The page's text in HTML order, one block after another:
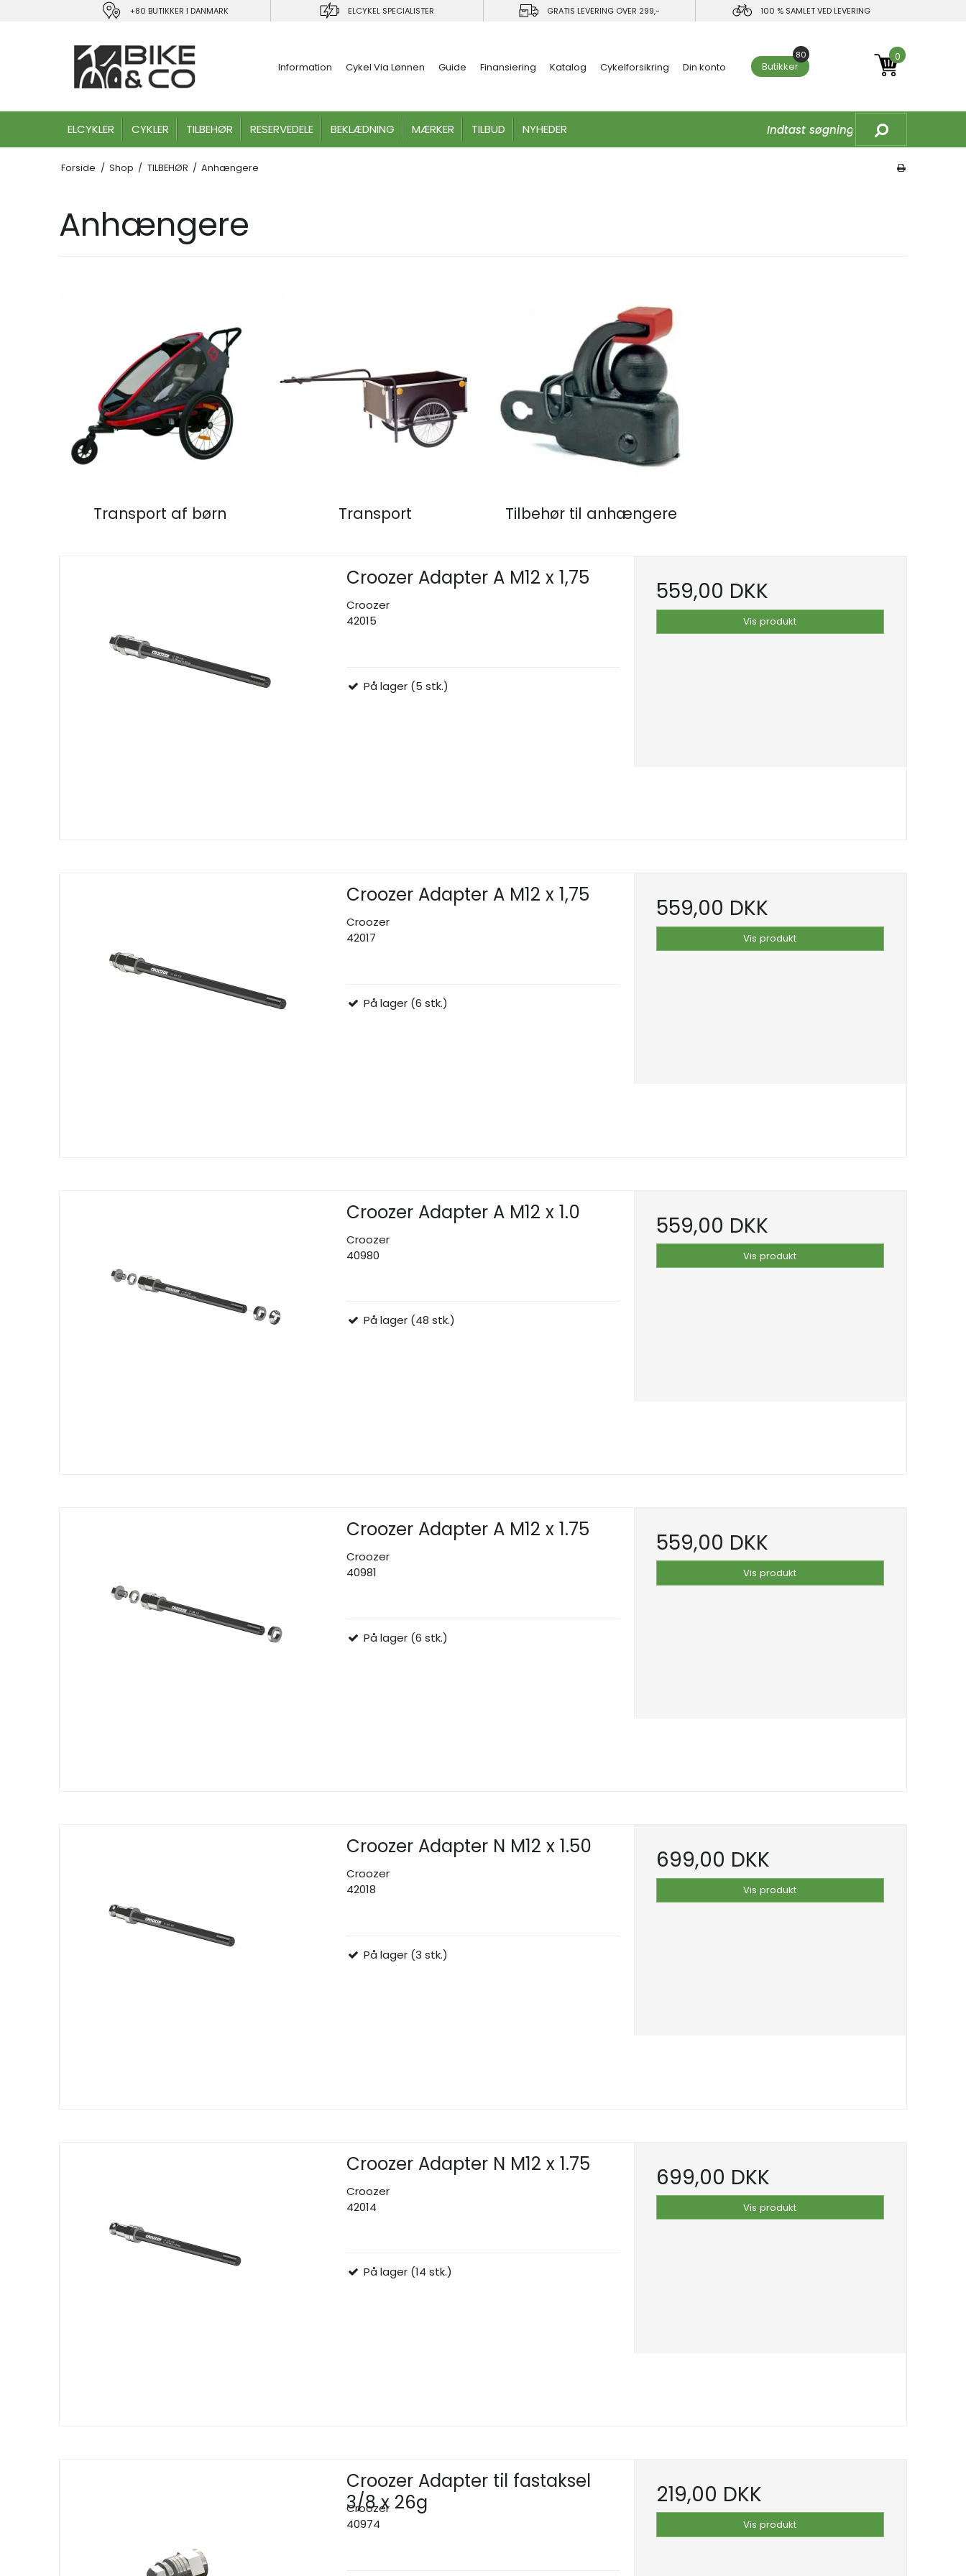
+80 BUTIKKER I DANMARK ELCYKEL SPECIALISTER GRATIS LEVERING OVER 299,- 100 % SAMLET VED LEVERING
Information Cykel Via Lønnen Guide Finansiering Katalog Cykelforsikring Din konto Butikker
80 0
ELCYKLER CYKLER TILBEHØR RESERVEDELE BEKLÆDNING MÆRKER TILBUD NYHEDER
Forside / Shop / TILBEHØR / Anhængere
Anhængere
Transport af børn Transport Tilbehør til anhængere
Croozer Adapter A M12 x 1,75
Croozer
42015
På lager (5 stk.)
559,00 DKK
Vis produkt
Croozer Adapter A M12 x 1,75
Croozer
42017
På lager (6 stk.)
559,00 DKK
Vis produkt
Croozer Adapter A M12 x 1.0
Croozer
40980
På lager (48 stk.)
559,00 DKK
Vis produkt
Croozer Adapter A M12 x 1.75
Croozer
40981
På lager (6 stk.)
559,00 DKK
Vis produkt
Croozer Adapter N M12 x 1.50
Croozer
42018
På lager (3 stk.)
699,00 DKK
Vis produkt
Croozer Adapter N M12 x 1.75
Croozer
42014
På lager (14 stk.)
699,00 DKK
Vis produkt
Croozer Adapter til fastaksel
3/8 x 26g
Croozer
40974
219,00 DKK
Vis produkt